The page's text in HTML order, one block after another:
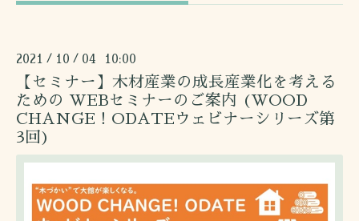
2021 / 10 / 04 10:00
【セミナー】木材産業の成長産業化を考える
ための WEBセミナーのご案内 (WOOD
CHANGE！ODATEウェビナーシリーズ第
3回)